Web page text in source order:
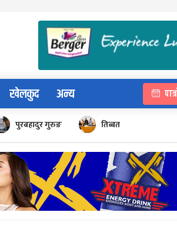
खेलकुद अन्य
पुरबहादुर गुरुङ तिब्बत